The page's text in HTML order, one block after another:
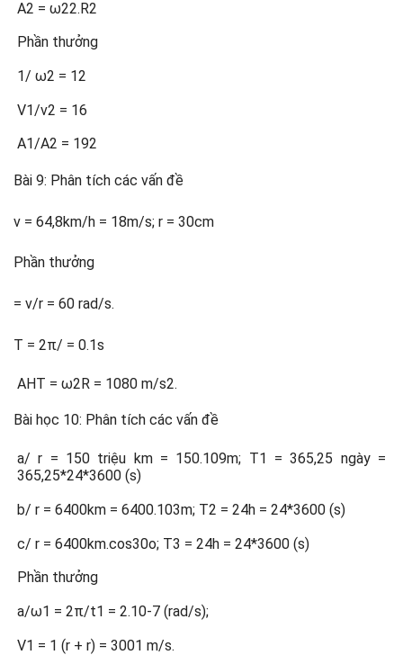
A2 = ω22.R2
Phần thưởng
1/ ω2 = 12
V1/v2 = 16
A1/A2 = 192
Bài 9: Phân tích các vấn đề
v = 64,8km/h = 18m/s; r = 30cm
Phần thưởng
= v/r = 60 rad/s.
T = 2π/ = 0.1s
AHT = ω2R = 1080 m/s2.
Bài học 10: Phân tích các vấn đề
a/ r = 150 triệu km = 150.109m; T1 = 365,25 ngày =
365,25*24*3600 (s)
b/ r = 6400km = 6400.103m; T2 = 24h = 24*3600 (s)
c/ r = 6400km.cos30o; T3 = 24h = 24*3600 (s)
Phần thưởng
a/ω1 = 2π/t1 = 2.10-7 (rad/s);
V1 = 1 (r + r) = 3001 m/s.